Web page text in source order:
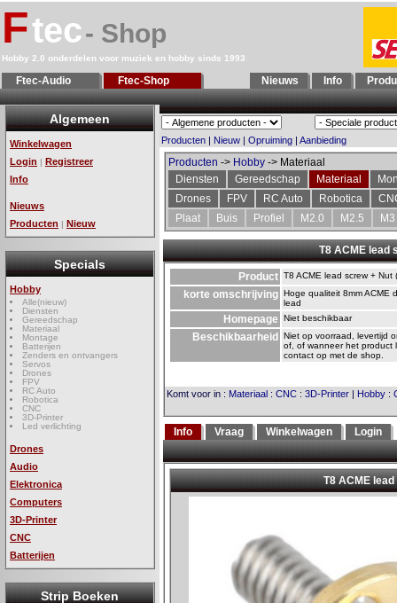
Ftec- Shop
Hobby 2.0 onderdelen voor muziek en hobby sinds 1993
Ftec-Audio Ftec-Shop Nieuws Info
Algemeen
Winkelwagen
Login | Registreer
Info
Nieuws
Producten | Nieuw
Specials
Hobby
Alle(nieuw)
Diensten
Gereedschap
Materiaal
Montage
Batterijen
Zenders en ontvangers
Servos
Drones
FPV
RC Auto
Robotica
CNC
3D-Printer
Led verlichting
Drones
Audio
Elektronica
Computers
3D-Printer
CNC
Batterijen
Strip Boeken
Producten | Nieuw | Opruiming | Aanbieding
Producten -> Hobby -> Materiaal
Diensten
Gereedschap Materiaal
Drones
FPV RC Auto Robotica
Plaat
Buis Profiel M2.0 M2.5 M3
T8 ACME lead
Product T8 ACME lead screw + Nut
korte omschrijving Hoge qualiteit 8mm ACME
lead
Homepage Niet beschikbaar
Beschikbaarheid
Niet op voorraad, levertijd
of, of wanneer het product
contact op met de shop.
Komt voor in : Materiaal : CNC : 3D-Printer | Hobby :
Info Vraag Winkelwagen Login